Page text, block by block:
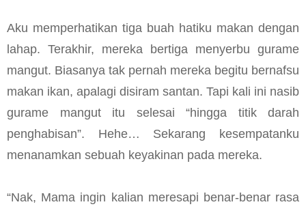
Aku memperhatikan tiga buah hatiku makan dengan
lahap. Terakhir, mereka bertiga menyerbu gurame
mangut. Biasanya tak pernah mereka begitu bernafsu
makan ikan, apalagi disiram santan. Tapi kali ini nasib
gurame mangut itu selesai “hingga titik darah
penghabisan”. Hehe… Sekarang kesempatanku
menanamkan sebuah keyakinan pada mereka.
“Nak, Mama ingin kalian meresapi benar-benar rasa